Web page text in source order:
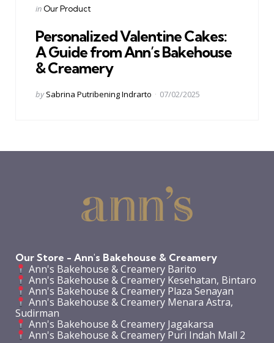
Categories
Posted
in Our Product
Personalized Valentine Cakes:
A Guide from Ann’s Bakehouse
& Creamery
Posted
by Sabrina Putribening Indrarto 07/02/2025
Our Store - Ann's Bakehouse & Creamery
Ann's Bakehouse & Creamery Barito
Ann's Bakehouse & Creamery Kesehatan, Bintaro
Ann's Bakehouse & Creamery Plaza Senayan
Ann's Bakehouse & Creamery Menara Astra,
Sudirman
Ann's Bakehouse & Creamery Jagakarsa
Ann's Bakehouse & Creamery Puri Indah Mall 2